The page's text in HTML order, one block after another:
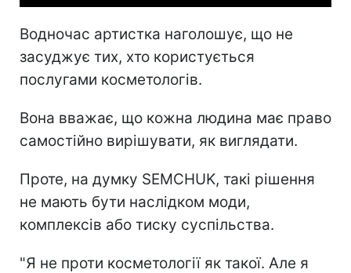
Водночас артистка наголошує, що не
засуджує тих, хто користується
послугами косметологів.
Вона вважає, що кожна людина має право
самостійно вирішувати, як виглядати.
Проте, на думку SEMCHUK, такі рішення
не мають бути наслідком моди,
комплексів або тиску суспільства.
"Я не проти косметології як такої. Але я